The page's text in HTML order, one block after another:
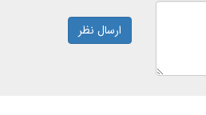
ارسال نظر